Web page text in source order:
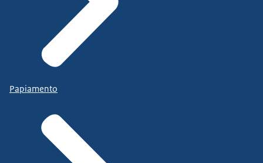
Papiamento